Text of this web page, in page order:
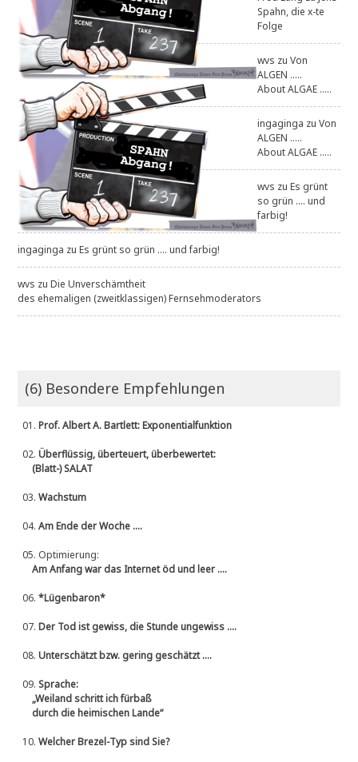
Spahn, die x-te
Folge
wvs zuVon
ALGEN .....
About ALGAE .....
ingaginga zuVon
ALGEN .....
About ALGAE .....
wvs zuEs grünt
so grün .... und
farbig!
ingaginga zuEs grünt so grün .... und farbig!
wvs zuDie Unverschämtheit
des ehemaligen (zweitklassigen) Fernsehmoderators
(6) Besondere Empfehlungen
01.Prof. Albert A. Bartlett: Exponentialfunktion
02.Überflüssig, überteuert, überbewertet:
(Blatt-) SALAT
03.Wachstum
04.Am Ende der Woche ....
05. Optimierung:
Am Anfang war das Internet öd und leer ....
06.*Lügenbaron*
07.Der Tod ist gewiss, die Stunde ungewiss ....
08.Unterschätzt bzw. gering geschätzt ....
09.Sprache:
„Weiland schritt ich fürbaß
durch die heimischen Lande“
10.Welcher Brezel-Typ sind Sie?